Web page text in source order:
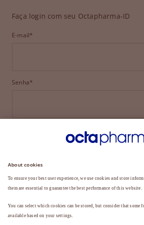
Faça login com seu Octapharma-ID
E-mail*
Senha*
ENTRAR
ESQUECEU SUA SENHA?
Ainda não é membro?